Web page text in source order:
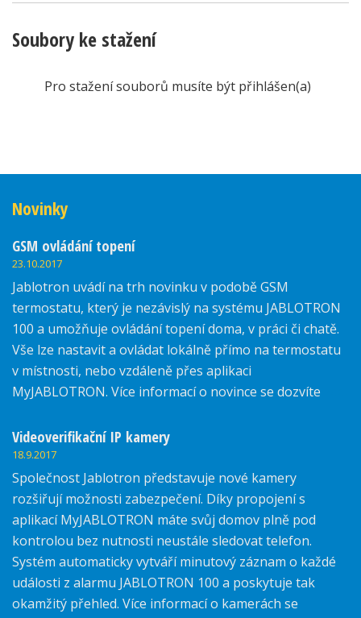
Soubory ke stažení
Pro stažení souborů musíte být přihlášen(a)
Novinky
GSM ovládání topení
23.10.2017
Jablotron uvádí na trh novinku v podobě GSM
termostatu, který je nezávislý na systému JABLOTRON
100 a umožňuje ovládání topení doma, v práci či chatě.
Vše lze nastavit a ovládat lokálně přímo na termostatu
v místnosti, nebo vzdáleně přes aplikaci
MyJABLOTRON. Více informací o novince se dozvíte
Videoverifikační IP kamery
18.9.2017
Společnost Jablotron představuje nové kamery
rozšiřují možnosti zabezpečení. Díky propojení s
aplikací MyJABLOTRON máte svůj domov plně pod
kontrolou bez nutnosti neustále sledovat telefon.
Systém automaticky vytváří minutový záznam o každé
události z alarmu JABLOTRON 100 a poskytuje tak
okamžitý přehled. Více informací o kamerách se